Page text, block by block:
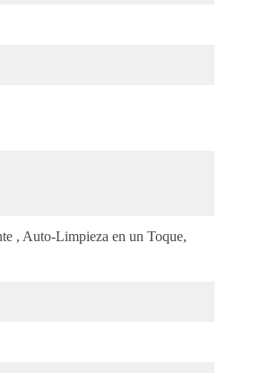
, Auto-Limpieza en un Toque,